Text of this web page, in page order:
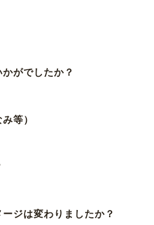
がでしたか？
等）
ジは変わりましたか？